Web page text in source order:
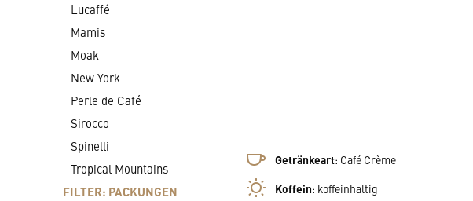
Lucaffé
Mamis
Moak
New York
Perle de Café
Sirocco
Spinelli
Tropical Mountains
FILTER: PACKUNGEN
Getränkeart: Café Crème
Koffein: koffeinhaltig